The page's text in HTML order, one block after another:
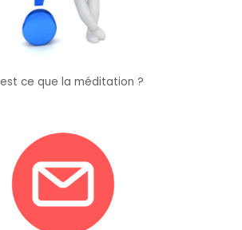
ce que la méditation ?